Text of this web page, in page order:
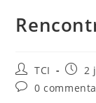
Auteur/autrice
de
la
TCI 2
Commentaires
0